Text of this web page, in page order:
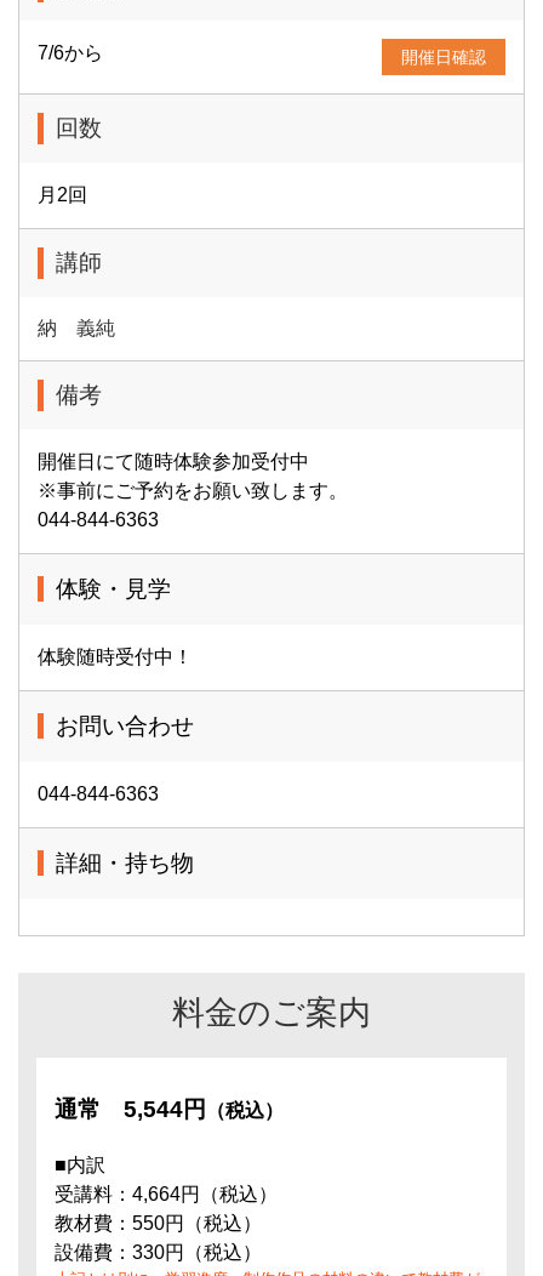
7/6から 開催日確認
回数
月2回
講師
納 義純
備考
開催日にて随時体験参加受付中
※事前にご予約をお願い致します。
044-844-6363
体験・見学
体験随時受付中！
お問い合わせ
044-844-6363
詳細・持ち物
料金のご案内
通常 5,544円 （税込）
■内訳
受講料：4,664円（税込）
教材費：550円（税込）
設備費：330円（税込）